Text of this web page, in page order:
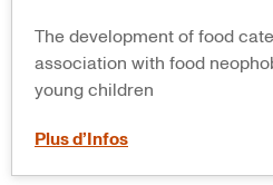
The development of food
association with food
young children
Plus d’Infos